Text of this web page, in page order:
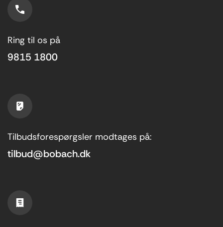
Ring til os på
9815 1800
Tilbudsforespørgsler modtages på:
tilbud@bobach.dk